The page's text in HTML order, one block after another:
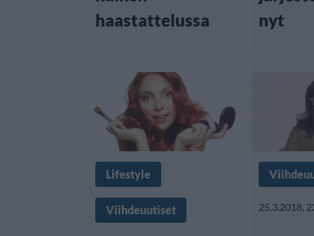
haastattelussa
nyt
Lifestyle
Viihdeuutiset 25.3.2018,